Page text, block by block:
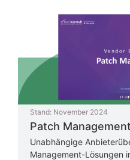
Stand: November 2024
Patch
Unabhängige
Management-Lösungen